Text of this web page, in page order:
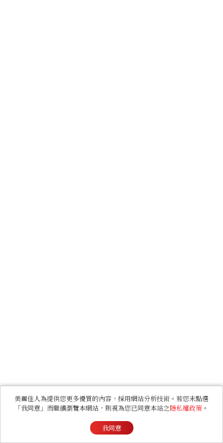
美麗佳人為提供您更多優質的內容，採用網站分析技術。若您未點選
「我同意」而繼續瀏覽本網站，則視為您已同意本站之隱私權政策 。
我同意